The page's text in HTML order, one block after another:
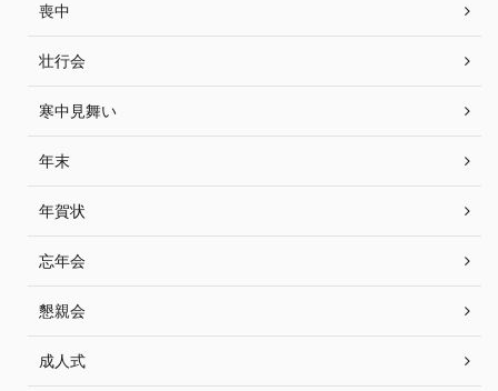
喪中
壮行会
寒中見舞い
年末
年賀状
忘年会
懇親会
成人式